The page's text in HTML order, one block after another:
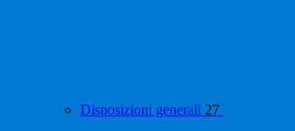
Disposizioni generali 27